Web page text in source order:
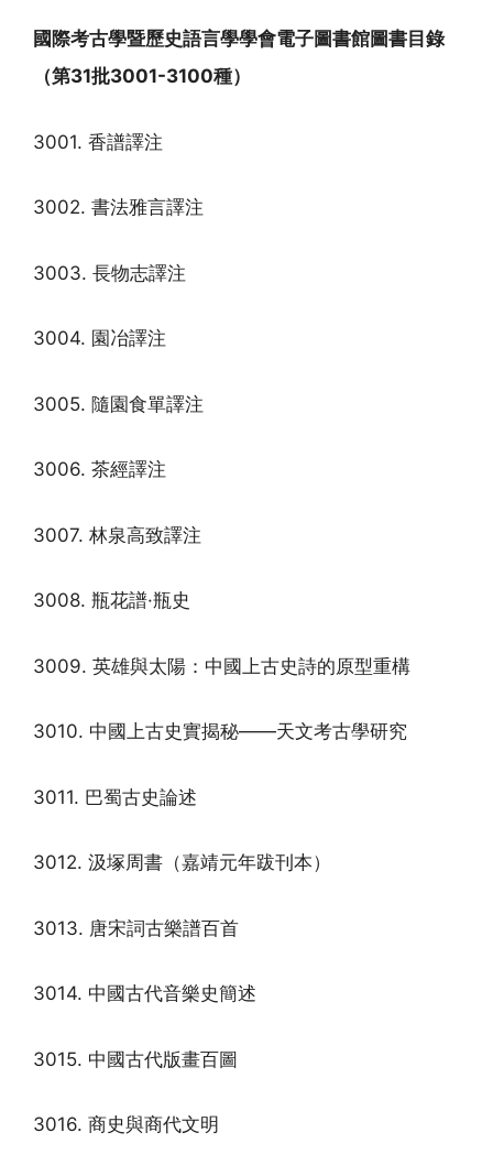
國際考古學暨歷史語言學學會電子圖書館圖書目錄
（第31批3001-3100種）
3001. 香譜譯注
3002. 書法雅言譯注
3003. 長物志譯注
3004. 園冶譯注
3005. 隨園食單譯注
3006. 茶經譯注
3007. 林泉高致譯注
3008. 瓶花譜·瓶史
3009. 英雄與太陽：中國上古史詩的原型重構
3010. 中國上古史實揭秘——天文考古學研究
3011. 巴蜀古史論述
3012. 汲塚周書（嘉靖元年跋刊本）
3013. 唐宋詞古樂譜百首
3014. 中國古代音樂史簡述
3015. 中國古代版畫百圖
3016. 商史與商代文明